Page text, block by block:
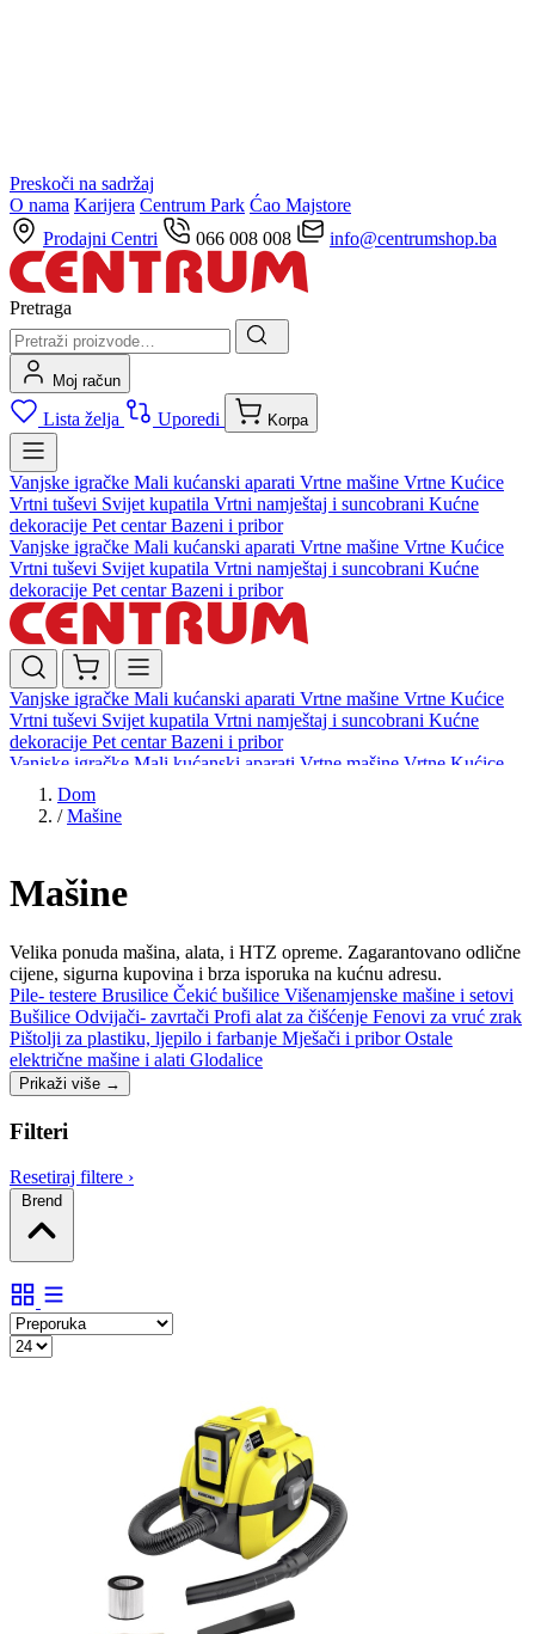
Preskoči na sadržaj
O nama Karijera Centrum Park Ćao Majstore
Prodajni Centri
066 008 008 info@centrumshop.ba
Pretraga
Moj račun
Lista želja Uporedi Korpa
Vanjske igračke Mali kućanski aparati Vrtne mašine Vrtne Kućice
Vrtni tuševi Svijet kupatila Vrtni namještaj i suncobrani Kućne
dekoracije Pet centarBazeni i pribor
Vanjske igračke Mali kućanski aparati Vrtne mašine Vrtne Kućice
Vrtni tuševi Svijet kupatila Vrtni namještaj i suncobrani Kućne
dekoracije Pet centarBazeni i pribor
Vanjske igračke Mali kućanski aparati Vrtne mašine Vrtne Kućice
Vrtni tuševi Svijet kupatila Vrtni namještaj i suncobrani Kućne
dekoracije Pet centarBazeni i pribor
Vanjske igračke Mali kućanski aparati Vrtne mašine Vrtne Kućice
Vrtni tuševi
dekoracijePet centar
Dom
/ Mašine
Mašine
Velika ponuda mašina, alata, i HTZ opreme. Zagarantovano odlične
cijene, sigurna kupovina i brza isporuka na kućnu adresu.
Pile- testere Brusilice Čekić bušilice Višenamjenske mašine i setovi
Bušilice Odvijači- zavrtači Profi alat za čišćenje Fenovi za vruć zrak
Pištolji za plastiku, ljepilo i farbanje Mješači i priborOstale
električne mašine i alati Glodalice
Prikaži više →
Filteri
Resetiraj filtere ›
Brend